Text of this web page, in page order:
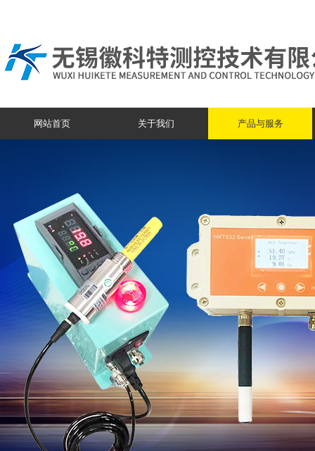
网站首页 关于我们 产品与服务